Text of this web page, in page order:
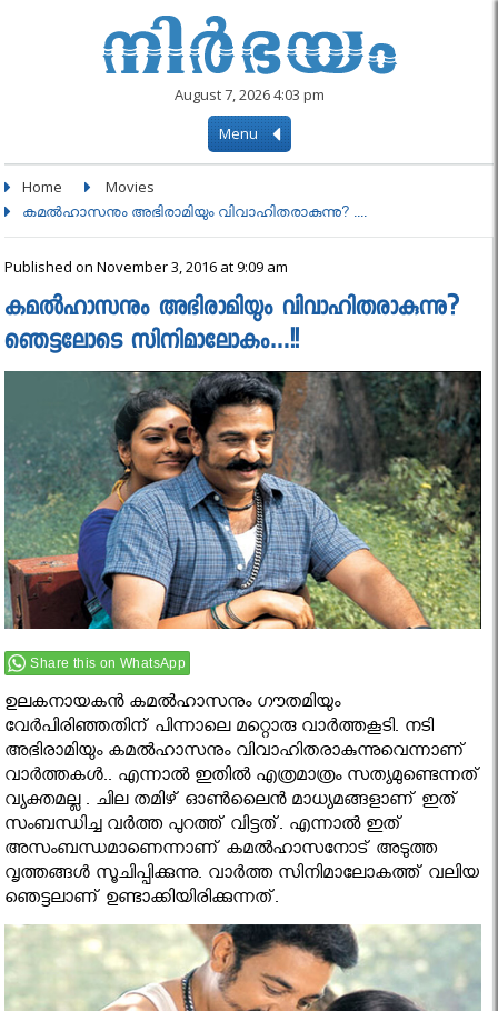
August 7, 2026 4:03 pm
Menu
Home Movies
കമല്‍ഹാസനും അഭിരാമിയും വിവാഹിതരാകുന്നു? ....
Published on November 3, 2016 at 9:09 am
കമല്‍ഹാസനും അഭിരാമിയും വിവാഹിതരാകുന്നു?
ഞെട്ടലോടെ സിനിമാലോകം…!!
Share this on WhatsApp
ഉലകനായകന്‍ കമല്‍ഹാസനും ഗൗതമിയും
വേര്‍പിരിഞ്ഞതിന് പിന്നാലെ മറ്റൊരു വാര്‍ത്തകൂടി. നടി
അഭിരാമിയും കമല്‍ഹാസനും വിവാഹിതരാകുന്നുവെന്നാണ്
വാര്‍ത്തകള്‍.. എന്നാല്‍ ഇതില്‍ എത്രമാത്രം സത്യമുണ്ടെന്നത്
വ്യക്തമല്ല . ചില തമിഴ് ഓണ്‍ലൈന്‍ മാധ്യമങ്ങളാണ് ഇത്
സംബന്ധിച്ച വര്‍ത്ത പുറത്ത് വിട്ടത്. എന്നാല്‍ ഇത്
അസംബന്ധമാണെന്നാണ് കമല്‍ഹാസനോട് അടുത്ത
വൃത്തങ്ങള്‍ സൂചിപ്പിക്കുന്നു. വാര്‍ത്ത സിനിമാലോകത്ത് വലിയ
ഞെട്ടലാണ് ഉണ്ടാക്കിയിരിക്കുന്നത്.